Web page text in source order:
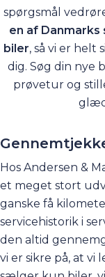
spørgsmål
en af
biler, så vi er helt
dig. Søg din nye
prøvetur og
Hos Andersen &
et meget stort
ganske få
servicehistorik i
den altid
vi er sikre på, at vi